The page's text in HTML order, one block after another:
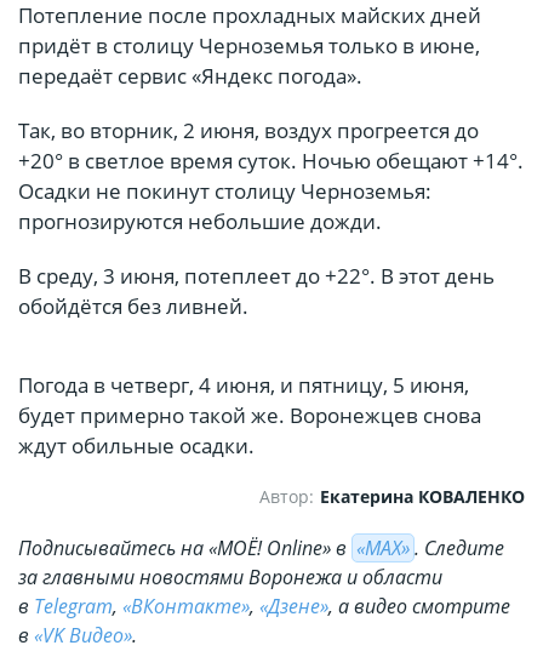
Потепление после прохладных майских дней
придёт в столицу Черноземья только в июне,
передаёт сервис «Яндекс погода».
Так, во вторник, 2 июня, воздух прогреется до
+20° в светлое время суток. Ночью обещают +14°.
Осадки не покинут столицу Черноземья:
прогнозируются небольшие дожди.
В среду, 3 июня, потеплеет до +22°. В этот день
обойдётся без ливней.
Погода в четверг, 4 июня, и пятницу, 5 июня,
будет примерно такой же. Воронежцев снова
ждут обильные осадки.
Автор: Екатерина КОВАЛЕНКО
Подписывайтесь на «МОЁ! Online» в «МАХ». Cледите
за главными новостями Воронежа и области
в Telegram, «ВКонтакте», «Дзене», а видео смотрите
в «VK Видео».